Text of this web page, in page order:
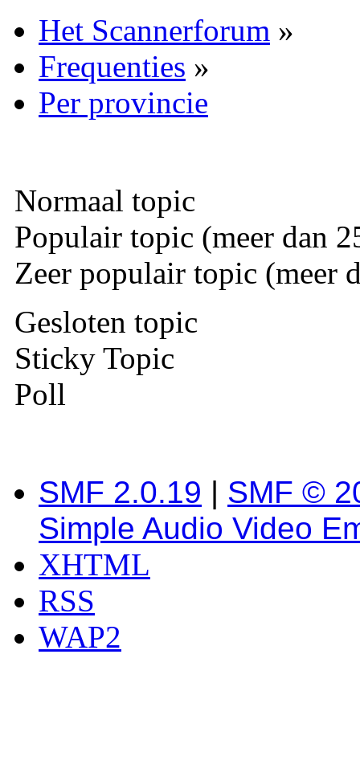
Het Scannerforum »
Frequenties »
Per provincie
Normaal topic
Populair topic (meer dan
Zeer populair topic (meer
Gesloten topic
Sticky Topic
Poll
SMF 2.0.19 | SMF ©
Simple Audio Video
XHTML
RSS
WAP2